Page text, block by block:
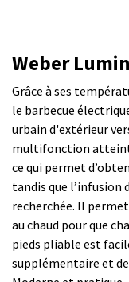
Weber
Grâce à ses
le barbecue
urbain d'extérieur
multifonction atteint
ce qui permet
tandis que l’infusion
recherchée. Il
au chaud pour que
pieds pliable est
supplémentaire et